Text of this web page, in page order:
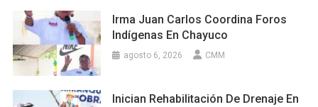
Irma Juan Carlos Coordina Foros
Indígenas En Chayuco
agosto 6, 2026 CMM
Inician Rehabilitación De Drenaje En